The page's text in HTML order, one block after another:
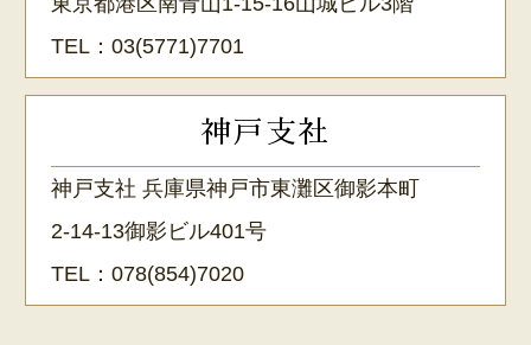
TEL：03(5771)7701
神戸支社
神戸支社 兵庫県神戸市東灘区御影本町
2-14-13御影ビル401号
TEL：078(854)7020